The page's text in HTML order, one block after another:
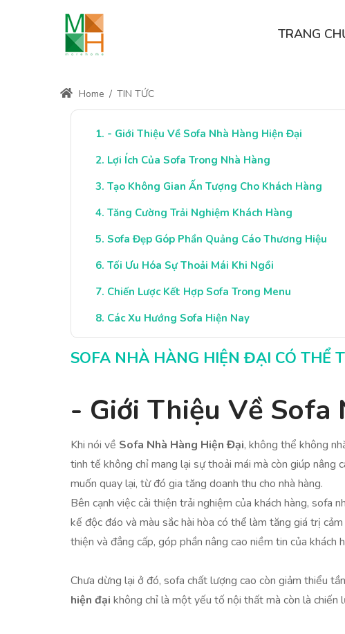
TRANG
Home / TIN TỨC
- Giới Thiệu Về Sofa Nhà Hàng Hiện Đại
Lợi Ích Của Sofa Trong Nhà Hàng
Tạo Không Gian Ấn Tượng Cho Khách Hàng
Tăng Cường Trải Nghiệm Khách Hàng
Sofa Đẹp Góp Phần Quảng Cáo Thương Hiệu
Tối Ưu Hóa Sự Thoải Mái Khi Ngồi
Chiến Lược Kết Hợp Sofa Trong Menu
Các Xu Hướng Sofa Hiện Nay
Lời Kết: Đầu Tư Đáng Giá Cho Nhà Hàng
SOFA NHÀ HÀNG HIỆN ĐẠI CÓ THỂ
- Giới Thiệu Về
Khi nói về Sofa Nhà Hàng Hiện Đại, không thể không
tinh tế không chỉ mang lại sự thoải mái mà còn giúp nâng
muốn quay lại, từ đó gia tăng doanh thu cho nhà hàng.
Bên cạnh việc cải thiện trải nghiệm của khách hàng, sofa
kế độc đáo và màu sắc hài hòa có thể làm tăng giá trị
thiện và đẳng cấp, góp phần nâng cao niềm tin của khách
Chưa dừng lại ở đó, sofa chất lượng cao còn giảm thiểu
hiện đại không chỉ là một yếu tố nội thất mà còn là chiến